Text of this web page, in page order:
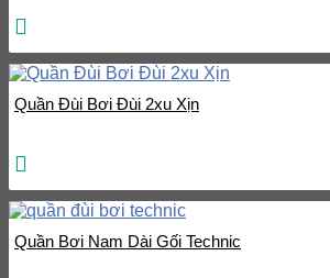
Quần Đùi Bơi Đùi 2xu Xịn
Quần Bơi Nam Dài Gối Technic